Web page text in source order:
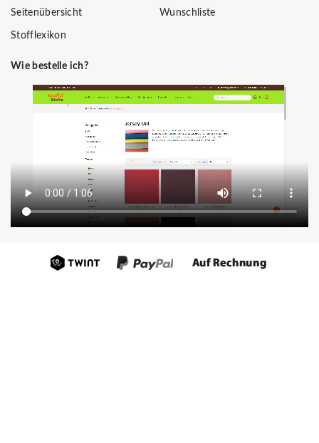
Seitenübersicht
Stofflexikon
Wunschliste
Wie bestelle ich?